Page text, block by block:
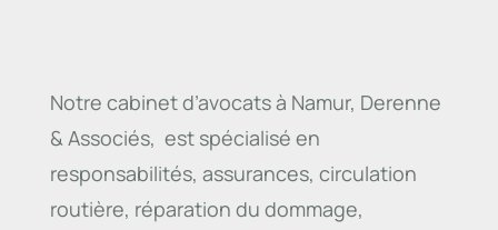
Notre cabinet d’avocats à Namur, Derenne
& Associés, est spécialisé en
responsabilités, assurances, circulation
routière, réparation du dommage,